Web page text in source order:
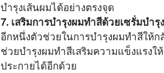
บำรุงเส้นผมได้อย่างตรงจุด
7. เสริมการบำรุงผมทำสีด้วยเซรั่มบำรุ
อีกหนึ่งตัวช่วยในการบำรุงผมทำสีให้
ช่วยบำรุงผมทำสีเสริมความแข็งแรงใ
ประกายได้อีกด้วย